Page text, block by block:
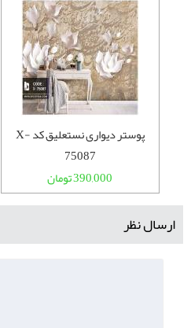
پوستر دیواری نستعلیق کد X-
75087
390,000 تومان
ارسال نظر